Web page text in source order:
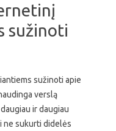
sužinoti
sužinoti apie
verslą
ir daugiau
ne sukurti didelės